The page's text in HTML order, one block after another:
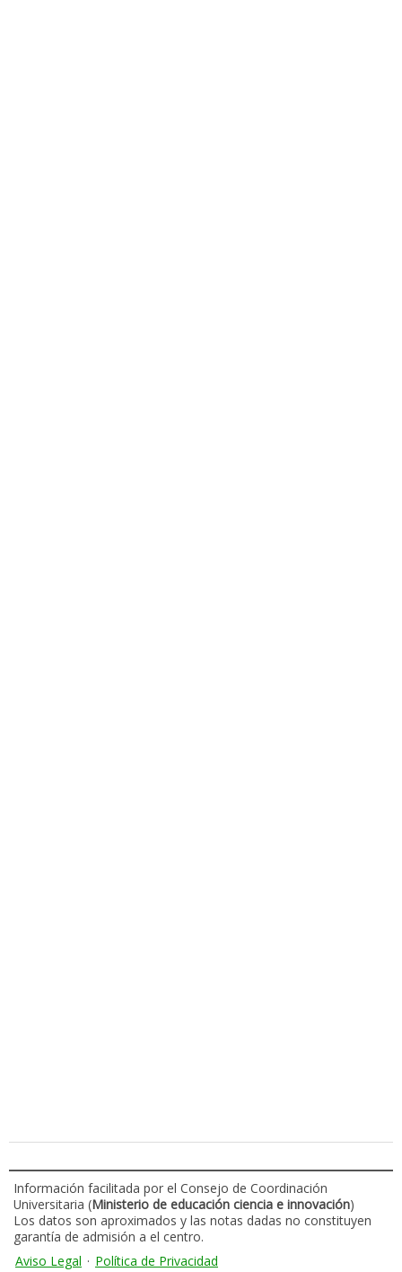
Información facilitada por el Consejo de Coordinación
Universitaria (Ministerio de educación ciencia e innovación)
Los datos son aproximados y las notas dadas no constituyen
garantía de admisión a el centro.
Aviso Legal · Política de Privacidad